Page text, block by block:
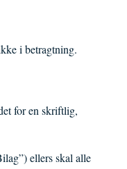
i betragtning.
for en skriftlig,
ellers skal alle